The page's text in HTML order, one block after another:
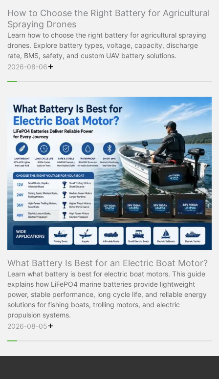
How to Choose the Right Battery for Agricultural
Spraying Drones
Learn how to choose the right battery for agricultural spraying
drones. Explore battery types, voltage, capacity, discharge
rate, BMS, safety, and custom UAV battery solutions.
2026-08-06+
What Battery Is Best for an Electric Boat Motor?
Learn what battery is best for electric boat motors. This guide
explains how LiFePO4 marine batteries provide lightweight
power, stable performance, long cycle life, and reliable energy
solutions for fishing boats, trolling motors, and electric
propulsion systems.
2026-08-05+